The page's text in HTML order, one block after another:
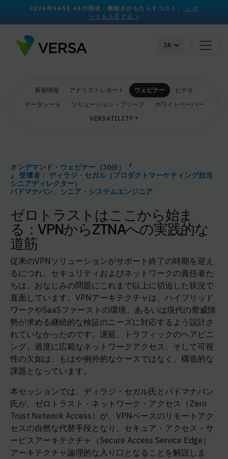
2026年SASE AIの現状：複雑さがもたらすコスト。
レポ
ートを入手する >
JA
新着情報 アナリストレポート ウェビナー
ビデオ
データシート
ソリューション・ブリーフ
ホワイトペーパー
VERSATILITY
オンデマンド・ウェビナー（30分）『
』 登壇者： ディラジ・セガル（プロダクトマーケティング担当
シニアディレクター）
パドマナバン、シニア・システムエンジニア
ゼロトラストはここから始ま
る：VPNからZTNAへの実践的な
道筋
従来のVPNソリューションがサポート終了の時期を迎え
るにつれ、セキュリティおよびネットワークの責任者た
ちは、おなじみの問題にこれまで以上に切迫した状況で
直面しています。VPNアーキテクチャは、ハイブリッド
ワークやSaaSファーストの環境、あるいは現代の脅威情
勢が求める継続的な検証のニーズに対応するよう設計さ
れていなかったのです。遅延、トラフィックのヘアピニ
ング、過度に広範なネットワークアクセス、そして可視
性の欠如は、もはや例外的なケースではなく、構造的な
課題となっています。
本セッションでは、ディラジ・セガル氏とパドマナバン
氏が、ゼロトラスト・ネットワーク・アクセス（Zero
Trust Network Access）が、VPNベースのリモートアク
セスの自然な代替手段となり、セキュア・アクセス・サ
ービスアーキテクチャ（Secure Access Service Edge）
アーキテクチャ論理的な入り口となることを解説しま